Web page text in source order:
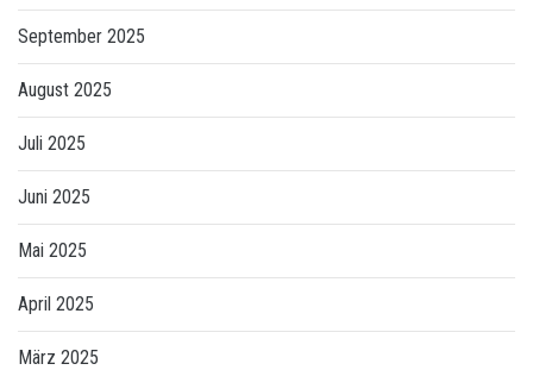
September 2025
August 2025
Juli 2025
Juni 2025
Mai 2025
April 2025
März 2025